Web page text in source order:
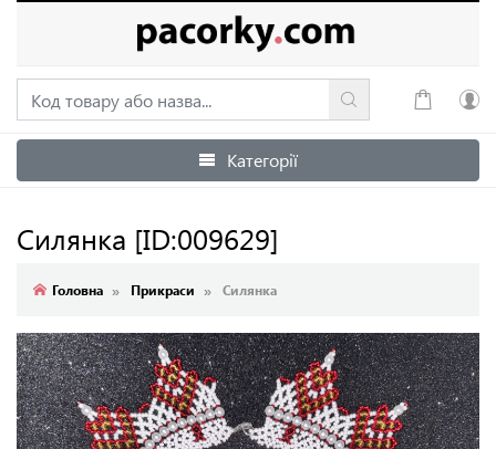
Увійти
Категорії
Силянка [ID:009629]
Головна Прикраси Силянка